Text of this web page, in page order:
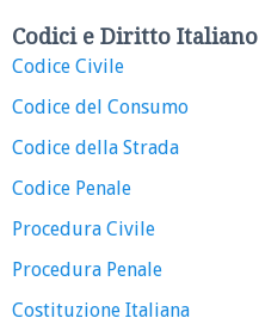
Codici e Diritto Italiano
Codice Civile
Codice del Consumo
Codice della Strada
Codice Penale
Procedura Civile
Procedura Penale
Costituzione Italiana